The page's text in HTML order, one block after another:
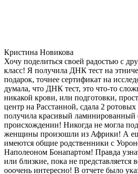
Кристина Новикова
Хочу поделиться своей радостью с
класс! Я получила ДНК тест на
подарок, точнее сертификат на
думала, что ДНК тест, это что-то
никакой крови, или подготовки,
центр на Расстанной, сдала 2 ротовых
получила красивый ламинированный
происхождении! Никогда не могла
женщины произошли из Африки! А
имеются общие родственники с
Наполеоном Бонапартом! Правда
или близкие, пока не
ооочень интересно! В отчете было